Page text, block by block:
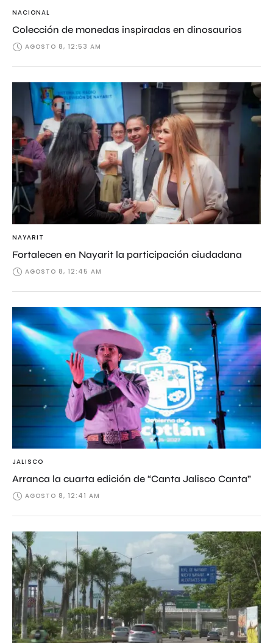
NACIONAL
Colección de monedas inspiradas en dinosaurios
AGOSTO 8, 12:53 AM
NAYARIT
Fortalecen en Nayarit la participación ciudadana
AGOSTO 8, 12:45 AM
JALISCO
Arranca la cuarta edición de “Canta Jalisco Canta”
AGOSTO 8, 12:41 AM